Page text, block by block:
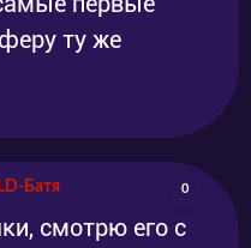
ту же
Батя 0
смотрю его с